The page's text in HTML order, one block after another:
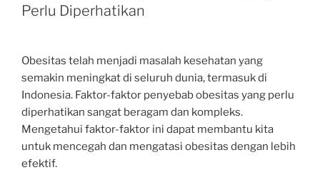
Perlu Diperhatikan
Obesitas telah menjadi masalah kesehatan yang
semakin meningkat di seluruh dunia, termasuk di
Indonesia. Faktor-faktor penyebab obesitas yang perlu
diperhatikan sangat beragam dan kompleks.
Mengetahui faktor-faktor ini dapat membantu kita
untuk mencegah dan mengatasi obesitas dengan lebih
efektif.